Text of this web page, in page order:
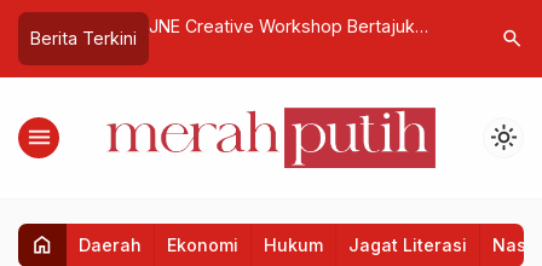
Berita Terkini
Istana
JNE Creative Workshop Bertajuk
Kasih
search
menu light_mode
home Daerah Ekonomi Hukum Jagat Literasi